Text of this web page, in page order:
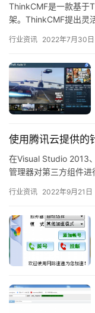
ThinkCMF是一款基于
架。ThinkCMF提出灵
行业资讯 2022年7月30日
使用腾讯云提供的
在Visual Studio 2013
管理器对第三方组件
行业资讯 2022年9月21日